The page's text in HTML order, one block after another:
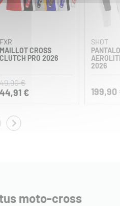
FXR
MAILLOT CROSS
CLUTCH PRO 2026
49,90 €
44,91 €
SHOT
2026
199,90
moto-cross